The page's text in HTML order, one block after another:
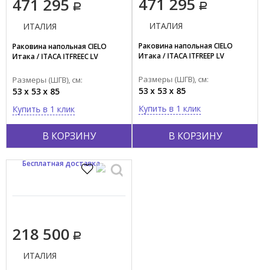
Показать все
Глянцевый
Материал
Фаянс
Квадратная
Страна производства
471 295
В КОРЗИНУ
ИТАЛИЯ
Раковина напольная CIELO
Итака / ITACA ITFREEC LV
Размеры (ШГВ), см:
53 x 53 x 85
Купить в 1 клик
В КОРЗИНУ
ИТАЛИЯ
Раковина напольная CIELO
Итака / ITACA ITFREEP LV
Размеры (ШГВ), см:
53 x 53 x 85
Купить в 1 клик
218 500
ИТАЛИЯ
Бесплатная доставка